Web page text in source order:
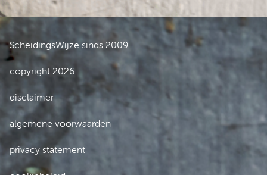
ScheidingsWijze sinds 2009
copyright 2026
disclaimer
algemene voorwaarden
privacy statement